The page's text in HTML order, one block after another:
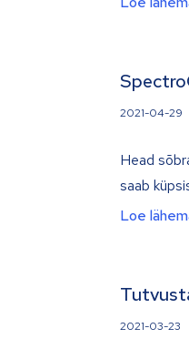
2021-04-29
Head
saab
Loe
2021-03-23